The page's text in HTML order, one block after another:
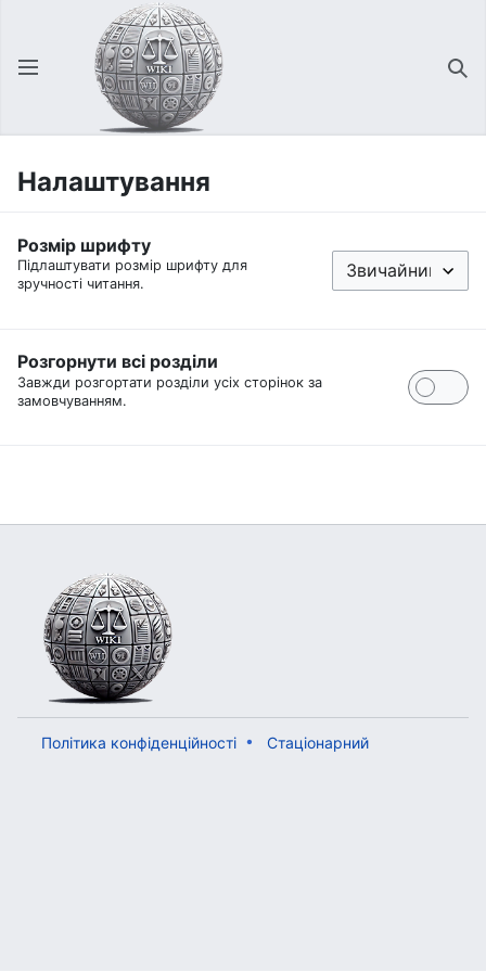
Відкрити головне меню
Налаштування
Розмір шрифту
Підлаштувати розмір шрифту для
зручності читання.
Розгорнути всі розділи
Завжди розгортати розділи усіх сторінок за
замовчуванням.
Політика конфіденційності Стаціонарний